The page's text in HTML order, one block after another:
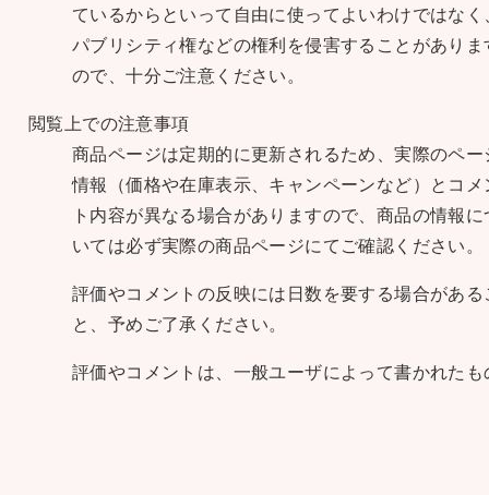
ているからといって自由に使ってよいわけではなく
パブリシティ権などの権利を侵害することがありま
ので、十分ご注意ください。
閲覧上での注意事項
商品ページは定期的に更新されるため、実際のペー
情報（価格や在庫表示、キャンペーンなど）とコメ
ト内容が異なる場合がありますので、商品の情報に
いては必ず実際の商品ページにてご確認ください。
評価やコメントの反映には日数を要する場合がある
と、予めご了承ください。
評価やコメントは、一般ユーザによって書かれたも